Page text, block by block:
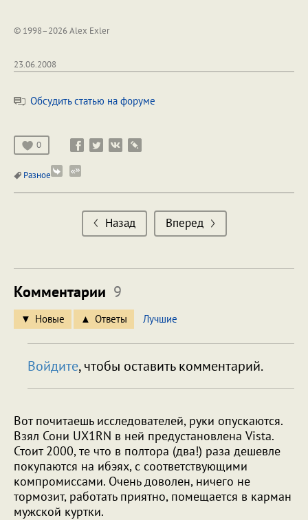
© 1998–2026 Alex Exler
23.06.2008
Обсудить статью на форуме
0
Разное
Назад Вперед
Комментарии 9
Новые Ответы Лучшие
Войдите, чтобы оставить комментарий.
Вот почитаешь исследователей, руки опускаются.
Взял Сони UX1RN в ней предустановлена Vista.
Стоит 2000, те что в полтора (два!) раза дешевле
покупаются на ибэях, с соответствующими
компромиссами. Очень доволен, ничего не
тормозит, работать приятно, помещается в карман
мужской куртки.